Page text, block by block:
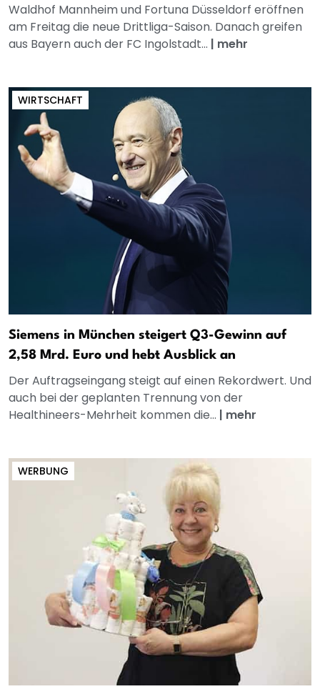
Waldhof Mannheim und Fortuna Düsseldorf eröffnen
am Freitag die neue Drittliga-Saison. Danach greifen
aus Bayern auch der FC Ingolstadt... | mehr
WIRTSCHAFT
Siemens in München steigert Q3-Gewinn auf
2,58 Mrd. Euro und hebt Ausblick an
Der Auftragseingang steigt auf einen Rekordwert. Und
auch bei der geplanten Trennung von der
Healthineers-Mehrheit kommen die... | mehr
WERBUNG